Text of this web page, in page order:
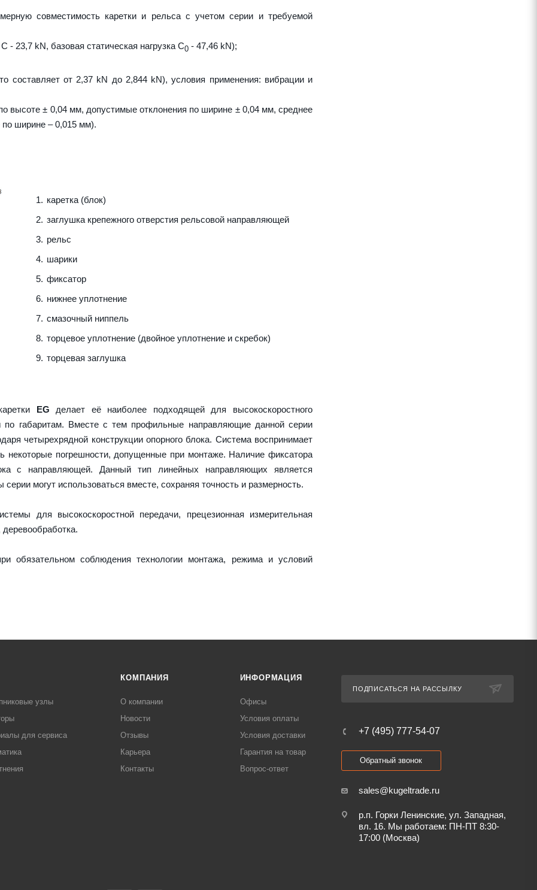
совместимость каретки и рельса с учетом серии и требуемой
- 23,7 kN, базовая статическая нагрузка С0 - 47,46 kN);
составляет от 2,37 kN до 2,844 kN), условия применения: вибрации и
высоте ± 0,04 мм, допустимые отклонения по ширине ± 0,04 мм, среднее
по ширине – 0,015 мм).
каретка (блок)
заглушка крепежного отверстия рельсовой направляющей
рельс
шарики
фиксатор
нижнее уплотнение
смазочный ниппель
торцевое уплотнение (двойное уплотнение и скребок)
торцевая заглушка
EG делает её наиболее подходящей для высокоскоростного
по габаритам. Вместе с тем профильные направляющие данной серии
четырехрядной конструкции опорного блока. Система воспринимает
некоторые погрешности, допущенные при монтаже. Наличие фиксатора
с направляющей. Данный тип линейных направляющих является
могут использоваться вместе, сохраняя точность и размерность.
для высокоскоростной передачи, прецезионная измерительная
обязательном соблюдения технологии монтажа, режима и условий
узлы
для сервиса
КОМПАНИЯ
О компании
Новости
Отзывы
Карьера
Контакты
ИНФОРМАЦИЯ
Офисы
Условия оплаты
Условия доставки
Гарантия на товар
Вопрос-ответ
ПОДПИСАТЬСЯ НА РАССЫЛКУ
+7 (495) 777-54-07
Обратный звонок
sales@kugeltrade.ru
р.п. Горки Ленинские, ул. Западная,
вл. 16. Мы работаем: ПН-ПТ 8:30-
17:00 (Москва)